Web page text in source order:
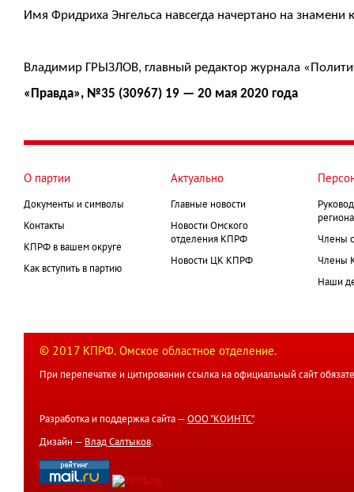
Имя Фридриха Энгельса навсегда начертано на знамени
Владимир ГРЫЗЛОВ, главный редактор журнала
«Правда», №35 (30967) 19 — 20 мая 2020 года
О партии
Документы и символы
Контакты
КПРФ в вашем округе
Как вступить в партию
Актуально
Главные новости
Новости Омского
отделения КПРФ
Новости ЦК КПРФ
Члены
Члены
Наши
© 2017 КПРФ. Омское областное отделение.
При перепечатке и цитировании ссылка на официальный сайт
Разработка и поддержка сайта — ООО "КОИНТС".
Дизайн — Влад Салтыков.